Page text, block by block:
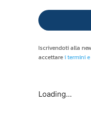
Iscrivendoti alla
accettarei termini
Loading...